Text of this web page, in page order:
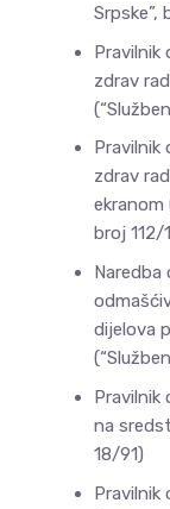
Srpske”,
Pravilnik
zdrav
Pravilnik
zdrav
ekranom
broj 112/
dijelova
Pravilnik
na
18/91)
Pravilnik